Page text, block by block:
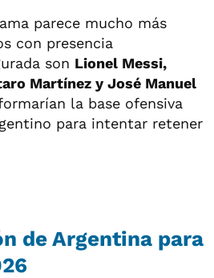
parece mucho más
con presencia
son Lionel Messi,
Martínez y José Manuel
la base ofensiva
para intentar retener
de Argentina para